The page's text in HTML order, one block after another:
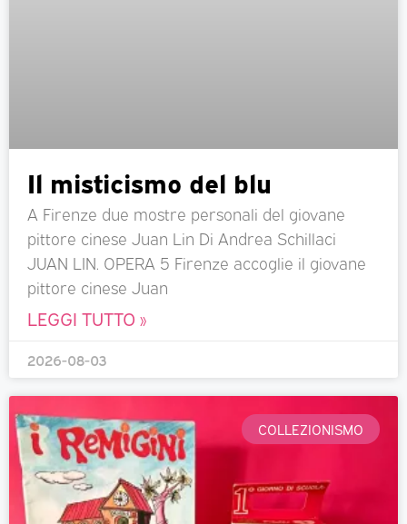
Il misticismo del blu
A Firenze due mostre personali del giovane
pittore cinese Juan Lin Di Andrea Schillaci
JUAN LIN. OPERA 5 Firenze accoglie il giovane
pittore cinese Juan
LEGGI TUTTO »
2026-08-03
COLLEZIONISMO